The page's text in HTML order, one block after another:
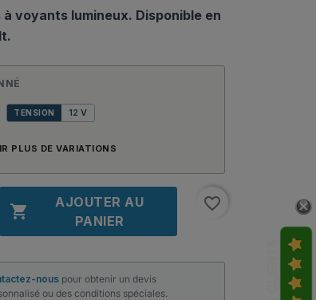
voyants lumineux. Disponible en
TENSION 12 V
PLUS DE VARIATIONS

AJOUTER AU
PANIER
favorite_border
nous pour obtenir un devis
ou des conditions spéciales.